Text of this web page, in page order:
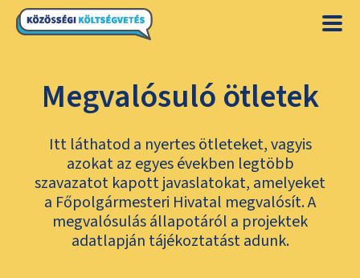
Megvalósuló ötletek
Itt láthatod a nyertes ötleteket, vagyis
azokat az egyes években legtöbb
szavazatot kapott javaslatokat, amelyeket
a Főpolgármesteri Hivatal megvalósít. A
megvalósulás állapotáról a projektek
adatlapján tájékoztatást adunk.